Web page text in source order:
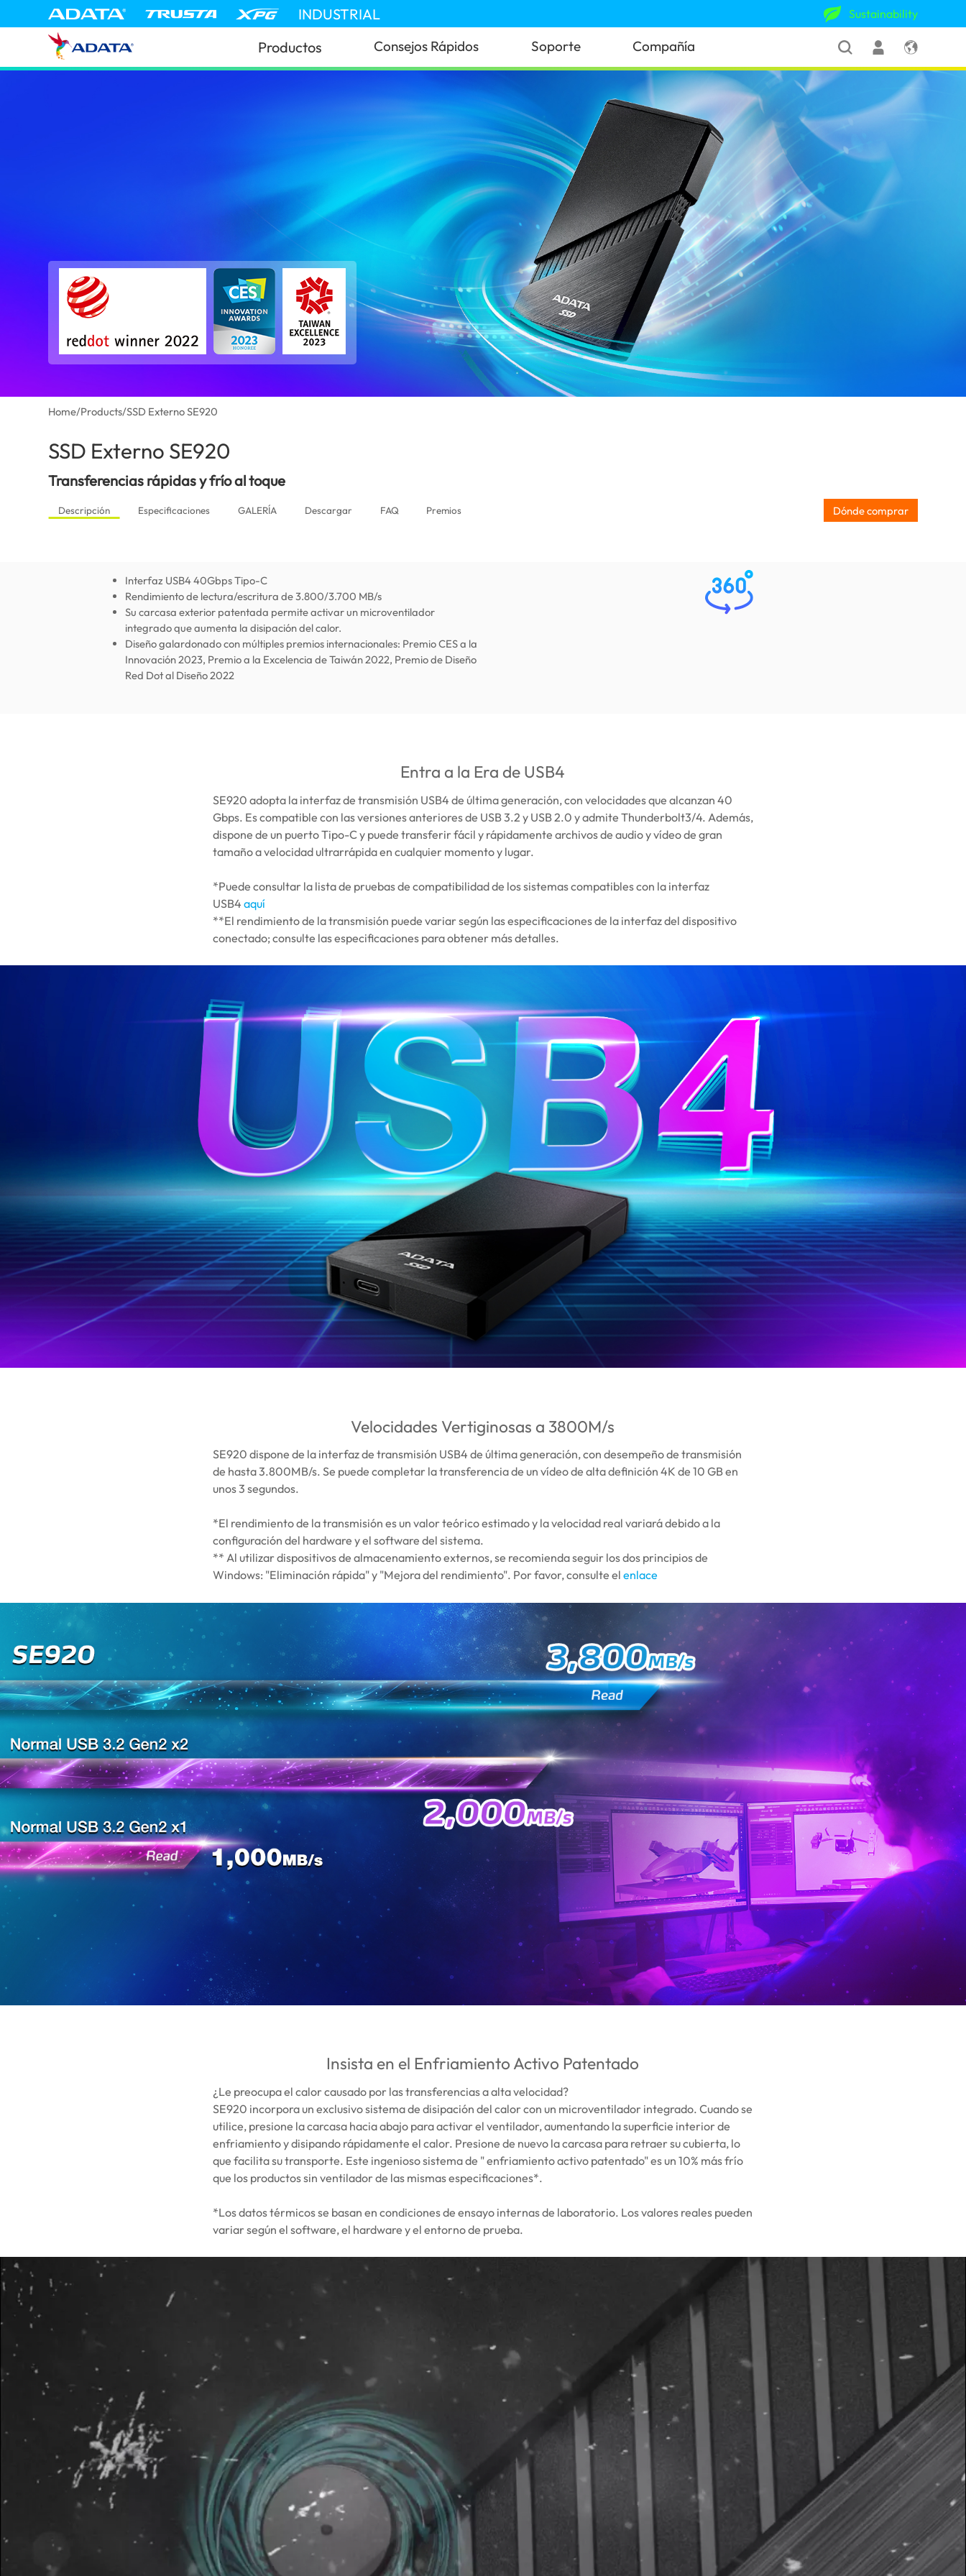
INDUSTRIAL Sustainability
Productos Consejos Rápidos Soporte Compañía
Home/Products/SSD Externo SE920
SSD Externo SE920
Transferencias rápidas y frío al toque
Descripción Especificaciones GALERÍA Descargar FAQ Premios Dónde comprar
Interfaz USB4 40Gbps Tipo-C
Rendimiento de lectura/escritura de 3.800/3.700 MB/s
Su carcasa exterior patentada permite activar un microventilador
integrado que aumenta la disipación del calor.
Diseño galardonado con múltiples premios internacionales: Premio CES a la
Innovación 2023, Premio a la Excelencia de Taiwán 2022, Premio de Diseño
Red Dot al Diseño 2022
Entra a la Era de USB4
SE920 adopta la interfaz de transmisión USB4 de última generación, con velocidades que alcanzan 40
Gbps. Es compatible con las versiones anteriores de USB 3.2 y USB 2.0 y admite Thunderbolt3/4. Además,
dispone de un puerto Tipo-C y puede transferir fácil y rápidamente archivos de audio y vídeo de gran
tamaño a velocidad ultrarrápida en cualquier momento y lugar.
*Puede consultar la lista de pruebas de compatibilidad de los sistemas compatibles con la interfaz
USB4 aquí
**El rendimiento de la transmisión puede variar según las especificaciones de la interfaz del dispositivo
conectado; consulte las especificaciones para obtener más detalles.
Velocidades Vertiginosas a 3800M/s
SE920 dispone de la interfaz de transmisión USB4 de última generación, con desempeño de transmisión
de hasta 3.800MB/s. Se puede completar la transferencia de un vídeo de alta definición 4K de 10 GB en
unos 3 segundos.
*El rendimiento de la transmisión es un valor teórico estimado y la velocidad real variará debido a la
configuración del hardware y el software del sistema.
** Al utilizar dispositivos de almacenamiento externos, se recomienda seguir los dos principios de
Windows: "Eliminación rápida" y "Mejora del rendimiento". Por favor, consulte el enlace
Insista en el Enfriamiento Activo Patentado
¿Le preocupa el calor causado por las transferencias a alta velocidad?
SE920 incorpora un exclusivo sistema de disipación del calor con un microventilador integrado. Cuando se
utilice, presione la carcasa hacia abajo para activar el ventilador, aumentando la superficie interior de
enfriamiento y disipando rápidamente el calor. Presione de nuevo la carcasa para retraer su cubierta, lo
que facilita su transporte. Este ingenioso sistema de " enfriamiento activo patentado" es un 10% más frío
que los productos sin ventilador de las mismas especificaciones*.
*Los datos térmicos se basan en condiciones de ensayo internas de laboratorio. Los valores reales pueden
variar según el software, el hardware y el entorno de prueba.